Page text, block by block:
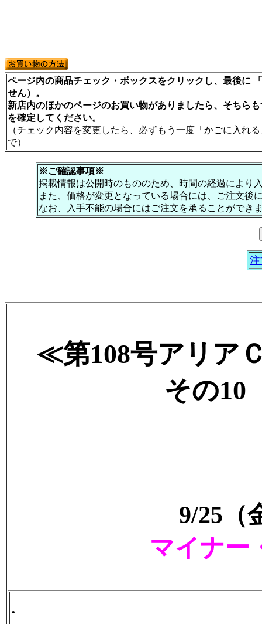
ページ内の商品チェック・ボックスをクリックし、最後に
せん）。
新店内のほかのページのお買い物がありましたら、そちら
を確定してください。
（チェック内容を変更したら、必ずもう一度「かごに入れ
で）
※ご確認事項※
掲載情報は公開時のもののため、時間の経過により
また、価格が変更となっている場合には、ご注文後
なお、入手不能の場合にはご注文を承ることができ
≪第108号アリア
その10
9/25（
マイナー
.